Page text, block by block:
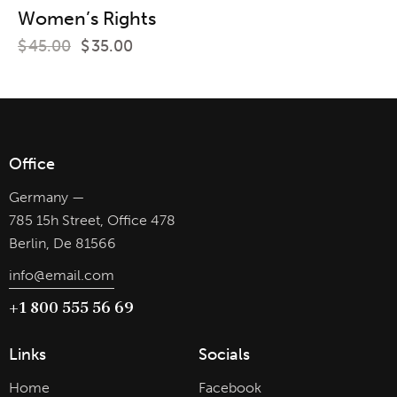
Women’s Rights
$45.00 $35.00
Office
Germany —
785 15h Street, Office 478
Berlin, De 81566
info@email.com
+1 800 555 56 69
Links
Home
Socials
Facebook